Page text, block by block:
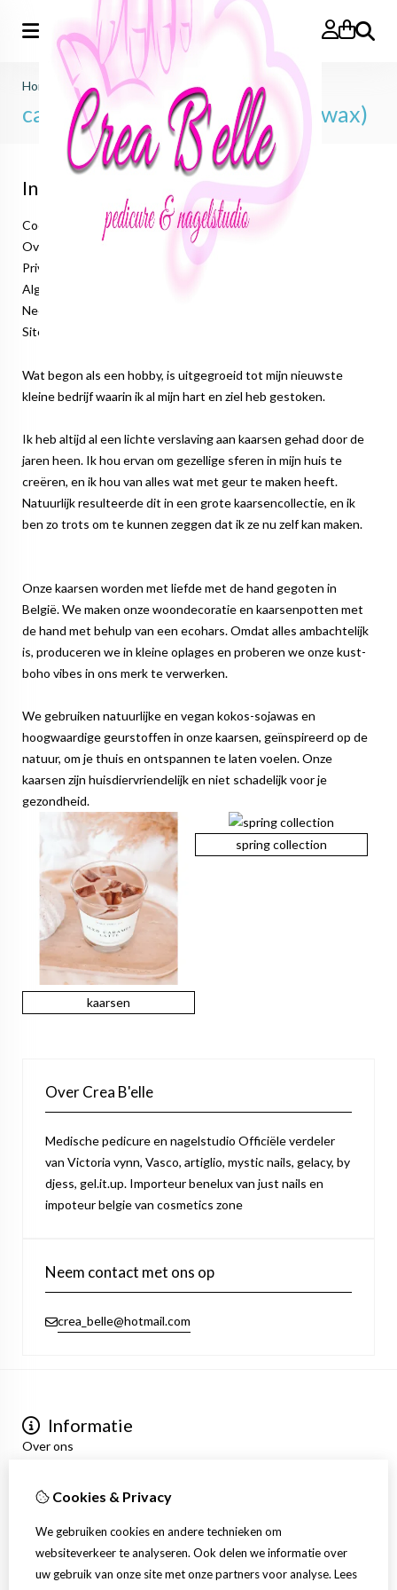
Zoeken
Home candle (zelfgemaakte kaarsen/wax)
candle (zelfgemaakte kaarsen/wax)
Informatie
Cookieverklaring
Over ons
Privacyverklaring
Algemene voorwaarden
Neem contact op
Sitemap
Wat begon als een hobby, is uitgegroeid tot mijn nieuwste
kleine bedrijf waarin ik al mijn hart en ziel heb gestoken.
Ik heb altijd al een lichte verslaving aan kaarsen gehad door de
jaren heen. Ik hou ervan om gezellige sferen in mijn huis te
creëren, en ik hou van alles wat met geur te maken heeft.
Natuurlijk resulteerde dit in een grote kaarsencollectie, en ik
ben zo trots om te kunnen zeggen dat ik ze nu zelf kan maken.
Onze kaarsen worden met liefde met de hand gegoten in
België. We maken onze woondecoratie en kaarsenpotten met
de hand met behulp van een ecohars. Omdat alles ambachtelijk
is, produceren we in kleine oplages en proberen we onze kust-
boho vibes in ons merk te verwerken.
We gebruiken natuurlijke en vegan kokos-sojawas en
hoogwaardige geurstoffen in onze kaarsen, geïnspireerd op de
natuur, om je thuis en ontspannen te laten voelen. Onze
kaarsen zijn huisdiervriendelijk en niet schadelijk voor je
gezondheid.
kaarsen
spring collection
Over Crea B'elle
Medische pedicure en nagelstudio Officiële verdeler
van Victoria vynn, Vasco, artiglio, mystic nails, gelacy, by
djess, gel.it.up. Importeur benelux van just nails en
impoteur belgie van cosmetics zone
Neem contact met ons op
crea_belle@hotmail.com
Informatie
Over ons
Algemene voorwaarden
Mijn account
Inloggen
Bestelhistorie
Verlanglijst
Cookies & Privacy
We gebruiken cookies en andere technieken om
websiteverkeer te analyseren. Ook delen we informatie over
uw gebruik van onze site met onze partners voor analyse. Lees